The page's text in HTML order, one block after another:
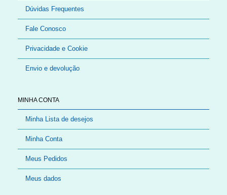
Dúvidas Frequentes
Fale Conosco
Privacidade e Cookie
Envio e devolução
MINHA CONTA
Minha Lista de desejos
Minha Conta
Meus Pedidos
Meus dados